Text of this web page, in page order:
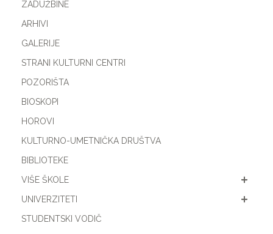
ZADUŽBINE
ARHIVI
GALERIJE
STRANI KULTURNI CENTRI
POZORIŠTA
BIOSKOPI
HOROVI
KULTURNO-UMETNIČKA DRUŠTVA
BIBLIOTEKE
VIŠE ŠKOLE
UNIVERZITETI
STUDENTSKI VODIČ